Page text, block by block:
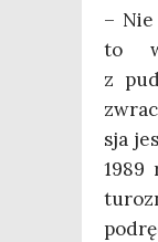
–
to
z
sja
1989